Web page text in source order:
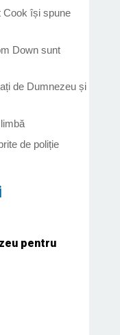
Cook își spune
Down sunt
de Dumnezeu și
de poliție
pentru